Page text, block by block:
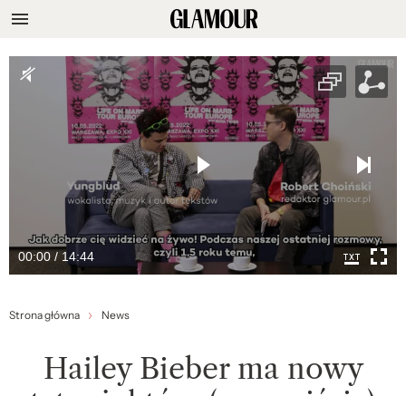
00:00 / 14:44
Strona główna News
Hailey Bieber ma nowy